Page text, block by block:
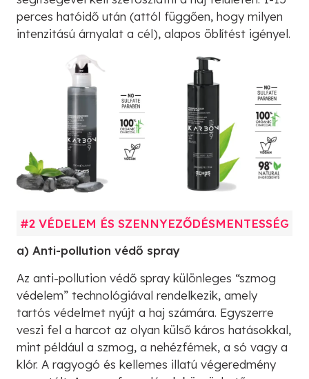
perces hatóidő után (attól függően, hogy milyen
intenzitású árnyalat a cél), alapos öblítést igényel.
#2 VÉDELEM ÉS SZENNYEZŐDÉSMENTESSÉG
a) Anti-pollution védő spray
Az anti-pollution védő spray különleges “szmog
védelem” technológiával rendelkezik, amely
tartós védelmet nyújt a haj számára. Egyszerre
veszi fel a harcot az olyan külső káros hatásokkal,
mint például a szmog, a nehézfémek, a só vagy a
klór. A ragyogó és kellemes illatú végeredmény